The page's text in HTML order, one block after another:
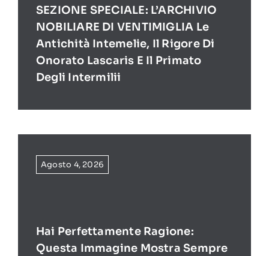
SEZIONE SPECIALE: L’ARCHIVIO
NOBILIARE DI VENTIMIGLIA Le
Antichità Intemelie, Il Rigore Di
Onorato Lascaris E Il Primato
Degli Intermilii
Agosto 4, 2026
Hai Perfettamente Ragione:
Questa Immagine Mostra Sempre